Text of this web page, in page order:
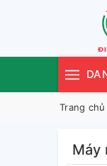
Trang chủ
Máy